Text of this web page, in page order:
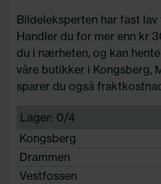
Bildeleksperten har fast
Handler du for mer enn kr
du i nærheten, og kan
våre butikker i Kongsberg,
sparer du også
Lager: 0/4
Kongsberg
Drammen
Vestfossen